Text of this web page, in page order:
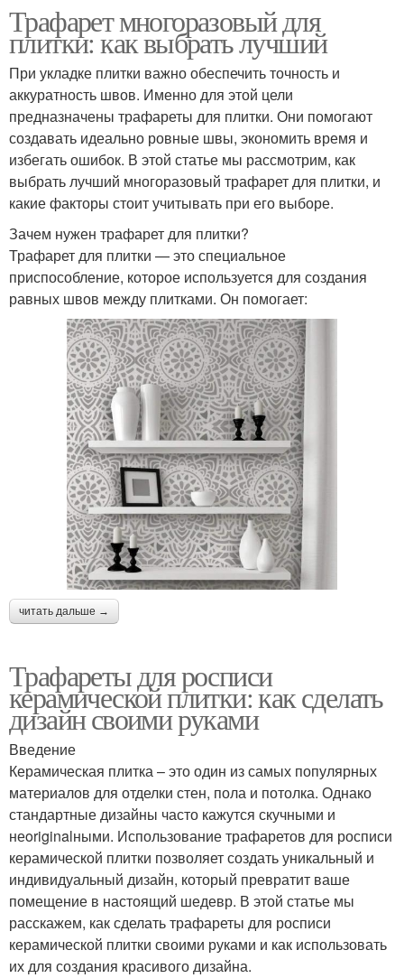
Трафарет многоразовый для
плитки: как выбрать лучший
При укладке плитки важно обеспечить точность и
аккуратность швов. Именно для этой цели
предназначены трафареты для плитки. Они помогают
создавать идеально ровные швы, экономить время и
избегать ошибок. В этой статье мы рассмотрим, как
выбрать лучший многоразовый трафарет для плитки, и
какие факторы стоит учитывать при его выборе.
Зачем нужен трафарет для плитки?
Трафарет для плитки — это специальное
приспособление, которое используется для создания
равных швов между плитками. Он помогает:
читать дальше →
Трафареты для росписи
керамической плитки: как сделать
дизайн своими руками
Введение
Керамическая плитка – это один из самых популярных
материалов для отделки стен, пола и потолка. Однако
стандартные дизайны часто кажутся скучными и
неoriginalными. Использование трафаретов для росписи
керамической плитки позволяет создать уникальный и
индивидуальный дизайн, который превратит ваше
помещение в настоящий шедевр. В этой статье мы
расскажем, как сделать трафареты для росписи
керамической плитки своими руками и как использовать
их для создания красивого дизайна.